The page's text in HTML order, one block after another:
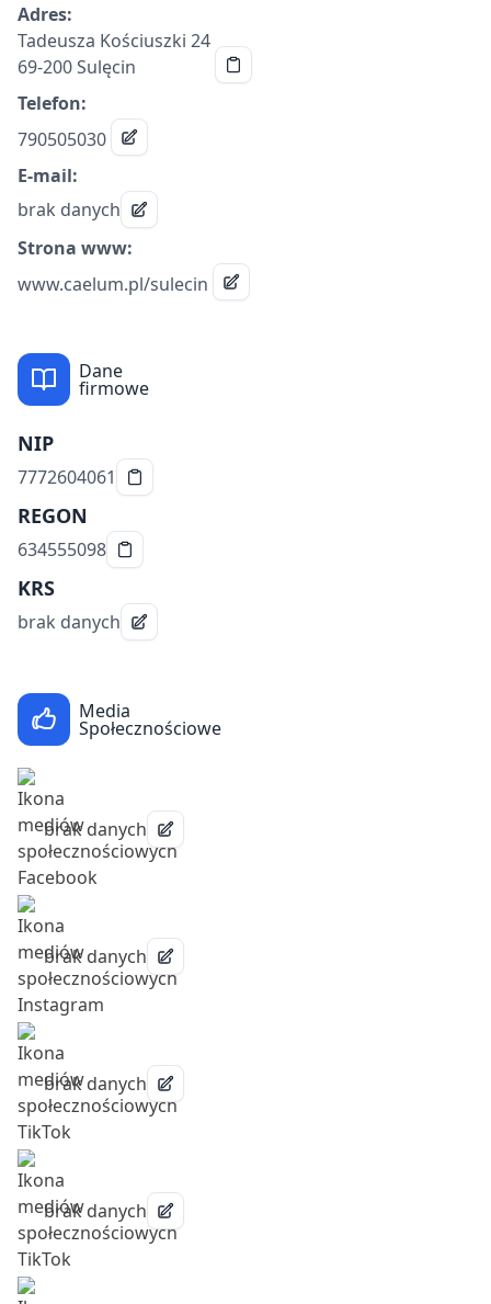
Adres:
Tadeusza Kościuszki 24
69-200 Sulęcin
Telefon:
790505030
E-mail:
brak danych
Strona www:
www.caelum.pl/sulecin
Dane
firmowe
NIP
7772604061
REGON
634555098
KRS
brak danych
Media
Społecznościowe
brak danych
brak danych
brak danych
brak danych